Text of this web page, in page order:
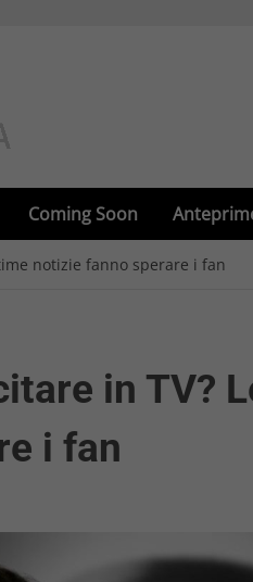
Coming Soon
notizie fanno sperare i fan
in TV?
i fan